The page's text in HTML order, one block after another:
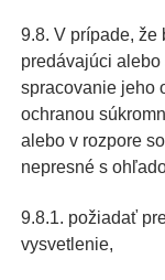
9.8. V prípade, že
predávajúci
spracovanie jeho
ochranou
alebo v rozpore
nepresné s
9.8.1. požiadať
vysvetlenie,